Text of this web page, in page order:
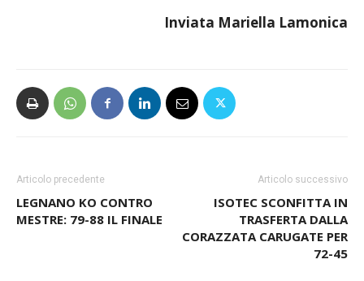
Inviata Mariella Lamonica
Articolo precedente
LEGNANO KO CONTRO
MESTRE: 79-88 IL FINALE
Articolo successivo
ISOTEC SCONFITTA IN
TRASFERTA DALLA
CORAZZATA CARUGATE PER
72-45